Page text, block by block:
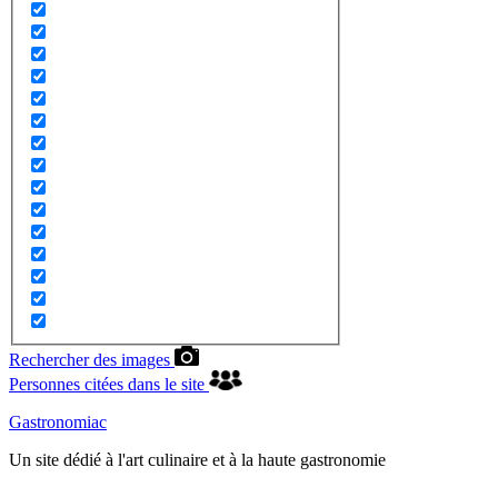
Rechercher des images
Personnes citées dans le site
Gastronomiac
Un site dédié à l'art culinaire et à la haute gastronomie